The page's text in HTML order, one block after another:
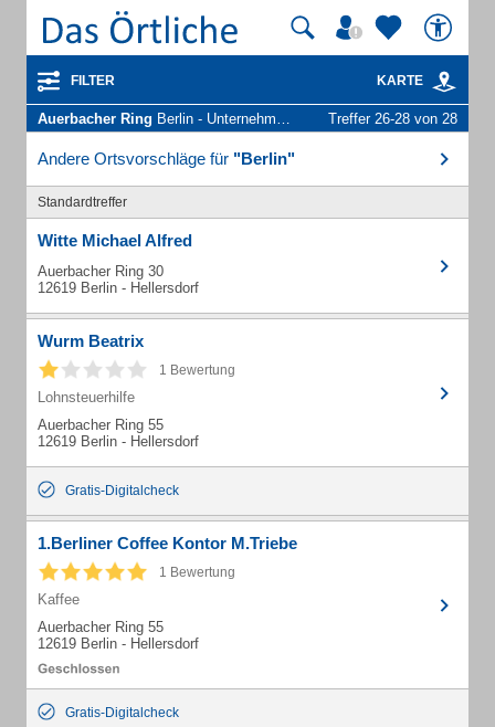
FILTER KARTE
Auerbacher Ring Berlin - Unternehmen und Personen Treffer 26-28 von 28
Andere Ortsvorschläge für "Berlin"
Standardtreffer
Witte Michael Alfred
Auerbacher Ring 30
12619 Berlin - Hellersdorf
Wurm Beatrix
1 Bewertung
Lohnsteuerhilfe
Auerbacher Ring 55
12619 Berlin - Hellersdorf
Gratis-Digitalcheck
1.Berliner Coffee Kontor M.Triebe
1 Bewertung
Kaffee
Auerbacher Ring 55
12619 Berlin - Hellersdorf
Gratis-Digitalcheck